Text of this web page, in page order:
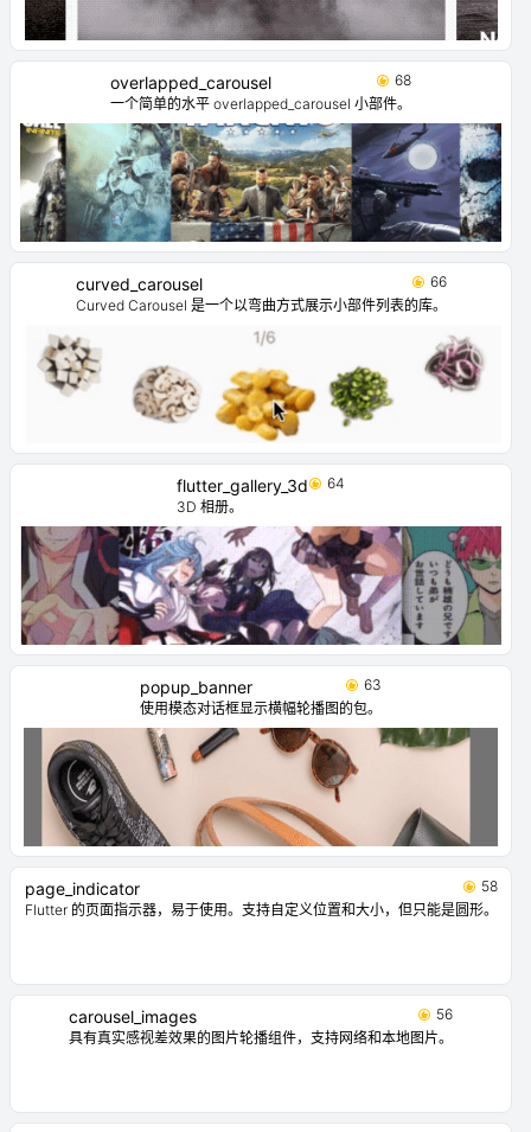
overlapped_carousel
68
一个简单的水平 overlapped_carousel 小部件。
curved_carousel
66
Curved Carousel 是一个以弯曲方式展示小部件列表的库。
flutter_gallery_3d
64
3D 相册。
popup_banner
63
使用模态对话框显示横幅轮播图的包。
page_indicator
58
Flutter 的页面指示器，易于使用。支持自定义位置和大小，但只能是圆形。
carousel_images
56
具有真实感视差效果的图片轮播组件，支持网络和本地图片。